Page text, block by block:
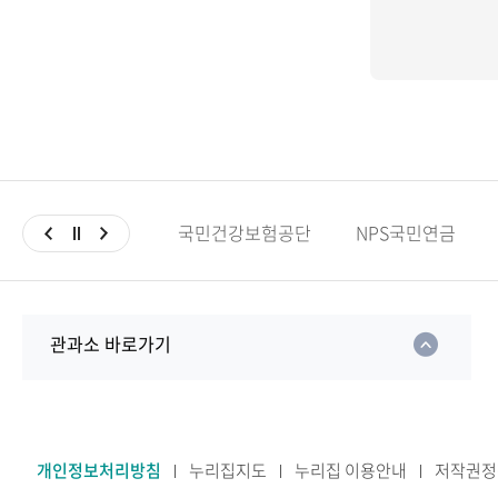
국민건강보험공단 NPS국민연금
관과소 바로가기
개인정보처리방침 누리집지도 누리집 이용안내 저작권